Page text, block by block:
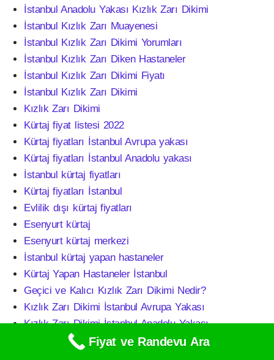
İstanbul Anadolu Yakası Kızlık Zarı Dikimi
İstanbul Kızlık Zarı Muayenesi
İstanbul Kızlık Zarı Dikimi Yorumları
İstanbul Kızlık Zarı Diken Hastaneler
İstanbul Kızlık Zarı Dikimi Fiyatı
İstanbul Kızlık Zarı Dikimi
Kızlık Zarı Dikimi
Kürtaj fiyat listesi 2022
Kürtaj fiyatları İstanbul Avrupa yakası
Kürtaj fiyatları İstanbul Anadolu yakası
İstanbul kürtaj fiyatları
Kürtaj fiyatları İstanbul
Evlilik dışı kürtaj fiyatları
Esenyurt kürtaj
Esenyurt kürtaj merkezi
İstanbul kürtaj yapan hastaneler
Kürtaj Yapan Hastaneler İstanbul
Geçici ve Kalıcı Kızlık Zarı Dikimi Nedir?
Kızlık Zarı Dikimi İstanbul Avrupa Yakası
Kızlık Zarı Dikimi İstanbul Anadolu Yakası
Kızlık Zarı Dikimi İstanbulFiyat ve Randevu Ara